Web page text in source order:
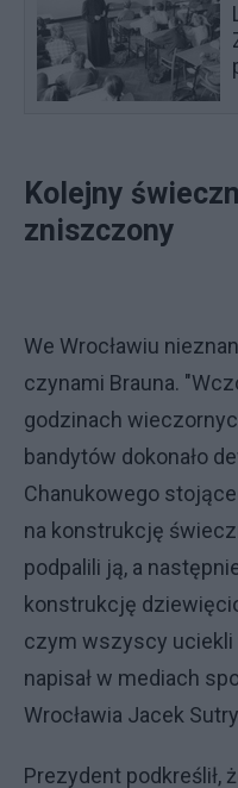
Kolejny
zniszczony
We Wrocławiu
czynami Brauna.
godzinach
bandytów dokonało
Chanukowego
na konstrukcję
podpalili ją, a
konstrukcję
czym wszyscy
napisał w mediach
Wrocławia Jacek
Prezydent podkreślił,